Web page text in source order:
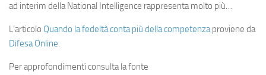
ad interim della National Intelligence rappresenta molto più…
L’articolo Quando la fedeltà conta più della competenzaproviene da
Difesa Online.
Per approfondimenti consulta la fonte